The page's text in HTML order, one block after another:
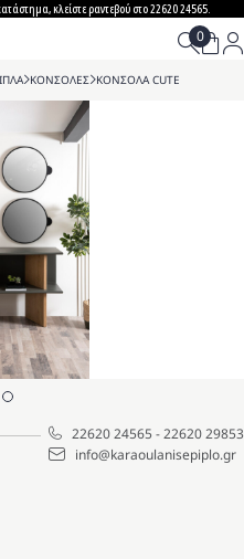
κλείστε ραντεβού στο 22620 24565.
>ΚΟΝΣΟΛΕΣ>ΚΟΝΣΟΛΑ CUTE
22620 24565-22620 29853
info@karaoulanisepiplo.gr